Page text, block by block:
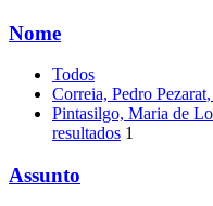
Nome
Todos
Correia, Pedro Pezarat
Pintasilgo, Maria de
resultados 1
Assunto